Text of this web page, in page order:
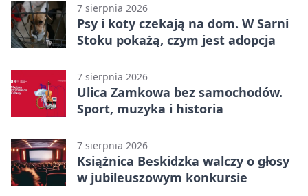
7 sierpnia 2026
Psy i koty czekają na dom. W Sarni
Stoku pokażą, czym jest adopcja
7 sierpnia 2026
Ulica Zamkowa bez samochodów.
Sport, muzyka i historia
7 sierpnia 2026
Książnica Beskidzka walczy o głosy
w jubileuszowym konkursie